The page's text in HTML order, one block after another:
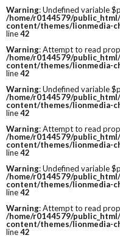
Warning: Undefined variable
/home/r0144579/
content/themes/lionmedia-
line42
Warning: Attempt to read
/home/r0144579/
content/themes/lionmedia-
line42
Warning: Undefined variable
/home/r0144579/
content/themes/lionmedia-
line42
Warning: Attempt to read
/home/r0144579/
content/themes/lionmedia-
line42
Warning: Undefined variable
/home/r0144579/
content/themes/lionmedia-
line42
Warning: Attempt to read
/home/r0144579/
content/themes/lionmedia-
line42